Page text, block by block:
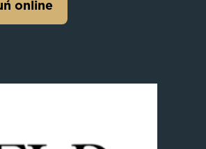
online